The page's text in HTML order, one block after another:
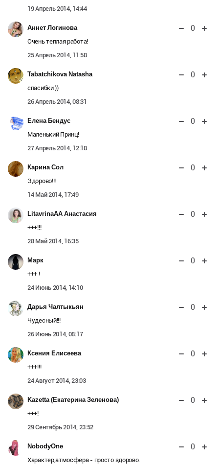
19 Апрель 2014, 14:44
Аннет Логинова 0
Очень теплая работа!
25 Апрель 2014, 11:58
Tabatchikova Natasha 0
спасибки ))
26 Апрель 2014, 08:31
Елена Бендус 0
Маленький Принц!
27 Апрель 2014, 12:18
Карина Сол 0
Здорово!!!
14 Май 2014, 17:49
LitavrinaAA Анастасия 0
+++!!!
28 Май 2014, 16:35
Марк 0
+++ !
24 Июнь 2014, 14:10
Дарья Чалтыкьян 0
Чудесный!!!
26 Июнь 2014, 08:17
Ксения Елисеева 0
+++!!!
24 Август 2014, 23:03
Kazetta (Екатерина Зеленова) 0
+++!
29 Сентябрь 2014, 23:52
NobodyOne 0
Характер,атмосфера - просто здорово.